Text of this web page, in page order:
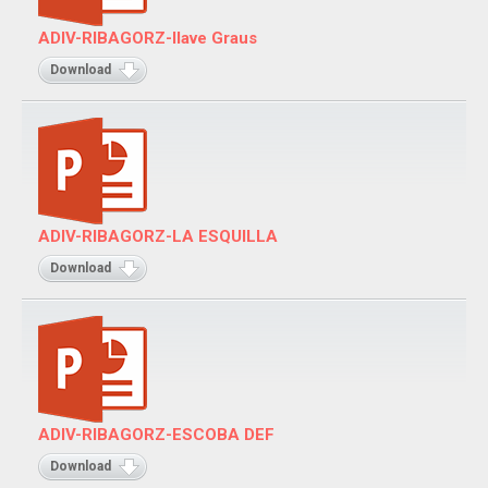
ADIV-RIBAGORZ-llave Graus
Download
ADIV-RIBAGORZ-LA ESQUILLA
Download
ADIV-RIBAGORZ-ESCOBA DEF
Download